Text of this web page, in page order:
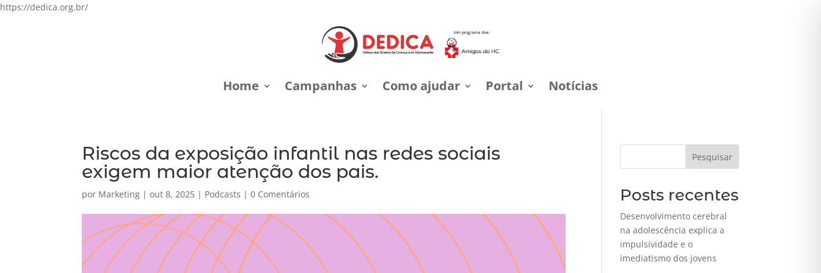
https://dedica.org.br/
Home Campanhas Como ajudar Portal Notícias
Riscos da exposição infantil nas redes sociais
exigem maior atenção dos pais.
por Marketing |out 8, 2025 | Podcasts |0 Comentários
Pesquisar
Posts recentes
Desenvolvimento cerebral
na adolescência explica a
impulsividade e o
imediatismo dos jovens